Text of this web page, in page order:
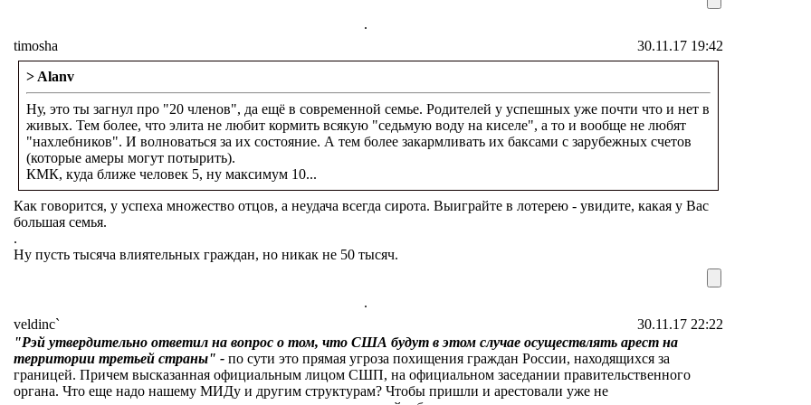
.
timosha
30.11.17 19:42
> Alanv
Ну, это ты загнул про "20 членов", да ещё в современной семье. Родителей у успешных уже почти что и нет в
живых. Тем более, что элита не любит кормить всякую "седьмую воду на киселе", а то и вообще не любят
"нахлебников". И волноваться за их состояние. А тем более закармливать их баксами с зарубежных счетов
(которые амеры могут потырить).
КМК, куда ближе человек 5, ну максимум 10...
Как говорится, у успеха множество отцов, а неудача всегда сирота. Выиграйте в лотерею - увидите, какая у Вас
большая семья.
.
Ну пусть тысяча влиятельных граждан, но никак не 50 тысяч.
.
veldinc`
30.11.17 22:22
"Рэй утвердительно ответил на вопрос о том, что США будут в этом случае осуществлять арест на
территории третьей страны" - по сути это прямая угроза похищения граждан России, находящихся за
границей. Причем высказанная официальным лицом СШП, на официальном заседании правительственного
органа. Что еще надо нашему МИДу и другим структурам? Чтобы пришли и арестовали уже не